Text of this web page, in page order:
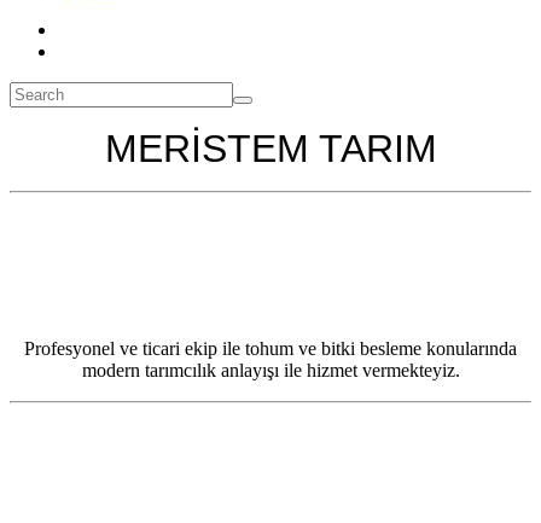
MERİSTEM TARIM
Profesyonel ve ticari ekip ile tohum ve bitki besleme konularında
modern tarımcılık anlayışı ile hizmet vermekteyiz.